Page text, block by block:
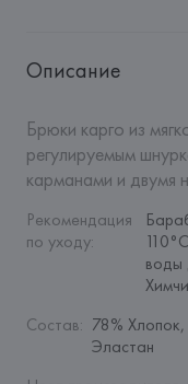
Описание
Брюки карго из
регулируемым
карманами и двумя
Рекомендация
по уходу:
воды
Состав: 78%
Эластан